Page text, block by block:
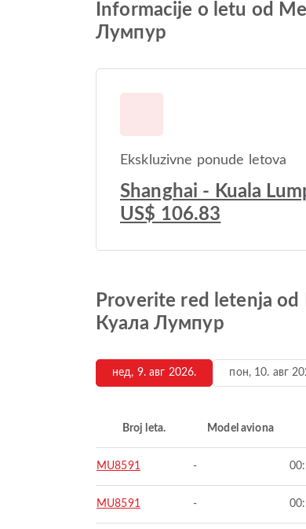
Informacije o letu od
Лумпур
Ekskluzivne ponude letova
Shanghai - Kuala
US$ 106.83
Proverite red letenja
Куала Лумпур
нед, 9. авг 2026. пон, 10. авг
Broj leta. Model aviona
MU8591 -
MU8591 -